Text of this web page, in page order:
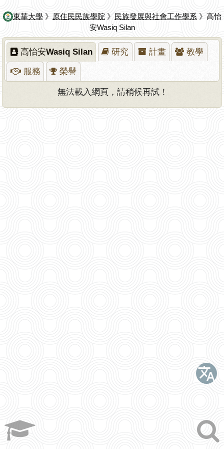
東華大學》 原住民民族學院》 民族發展與社會工作學系 》高怡
安Wasiq Silan
高怡安Wasiq Silan 研究 計畫 教學
服務 榮譽
無法載入網頁，請稍候再試！